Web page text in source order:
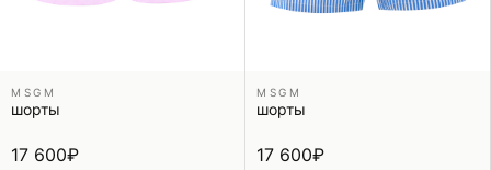
MSGM
шорты
17 600₽
MSGM
шорты
17 600₽